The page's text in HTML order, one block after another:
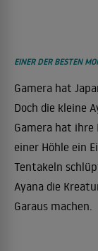
EINER DER BESTEN
Gamera hat
Doch die kleine
Gamera hat ihre
einer Höhle ein
Tentakeln
Ayana die
Garaus machen.